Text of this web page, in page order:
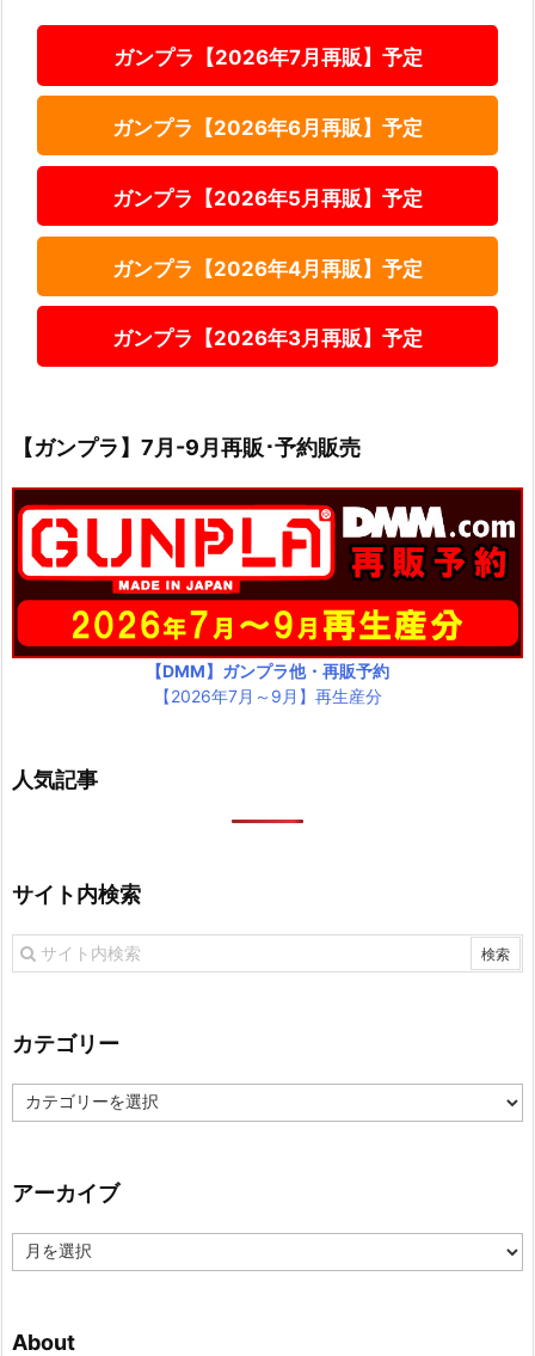
ガンプラ【2026年7月再販】予定
ガンプラ【2026年6月再販】予定
ガンプラ【2026年5月再販】予定
ガンプラ【2026年4月再販】予定
ガンプラ【2026年3月再販】予定
【ガンプラ】7月-9月再販･予約販売
【DMM】ガンプラ他・再販予約
【2026年7月～9月】再生産分
人気記事
サイト内検索
カテゴリー
カ
テ
ー
アーカイブ
ー
ブ
About